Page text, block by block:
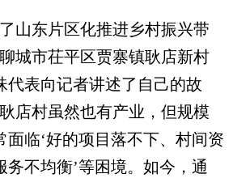
东片区化推进乡村振兴带
城市茌平区贾寨镇耿店新村
代表向记者讲述了自己的故
店村虽然也有产业，但规模
面临‘好的项目落不下、村间资
务不均衡’等困境。如今，通